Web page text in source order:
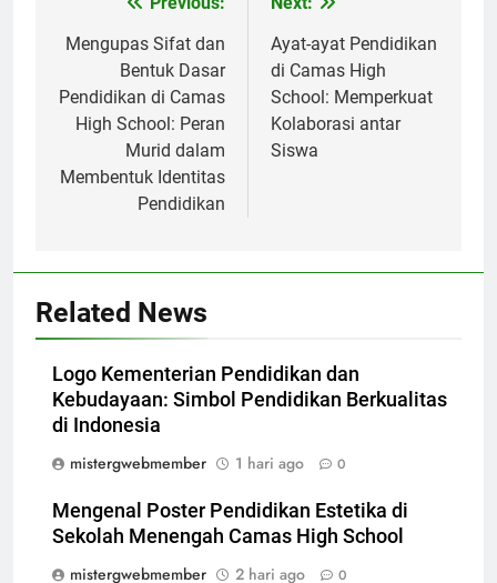
Navigasi
pos
Mengupas Sifat dan
Bentuk Dasar
Pendidikan di Camas
High School: Peran
Murid dalam
Membentuk Identitas
Pendidikan
Ayat-ayat Pendidikan
di Camas High
School: Memperkuat
Kolaborasi antar
Siswa
Related News
Logo Kementerian Pendidikan dan
Kebudayaan: Simbol Pendidikan Berkualitas
di Indonesia
mistergwebmember
1 hari ago 0
Mengenal Poster Pendidikan Estetika di
Sekolah Menengah Camas High School
mistergwebmember
2 hari ago 0